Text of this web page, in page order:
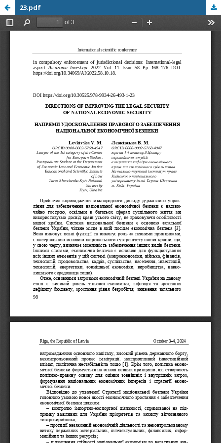
23.pdf